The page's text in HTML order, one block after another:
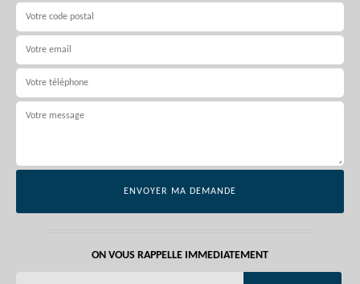
ON VOUS RAPPELLE IMMEDIATEMENT